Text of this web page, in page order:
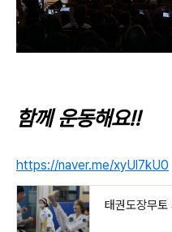
함께운동해요!!
https://naver.me/xyUl7kU0
태권도장무